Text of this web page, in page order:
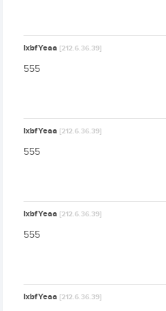
lxbfYeaa[212.6.36.39]
555
lxbfYeaa[212.6.36.39]
555
lxbfYeaa[212.6.36.39]
555
lxbfYeaa[212.6.36.39]